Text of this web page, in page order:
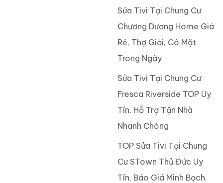
Sửa Tivi Tại Chung Cư
Chương Dương Home Giá
Rẻ, Thợ Giỏi, Có Mặt
Trong Ngày
Sửa Tivi Tại Chung Cư
Fresca Riverside TOP Uy
Tín, Hỗ Trợ Tận Nhà
Nhanh Chóng
TOP Sửa Tivi Tại Chung
Cư STown Thủ Đức Uy
Tín, Báo Giá Minh Bạch,